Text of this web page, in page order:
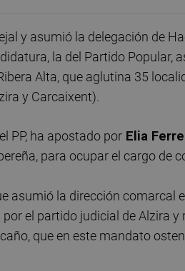
y asumió la delegación de
la del Partido Popular,
Alta, que aglutina 35
y Carcaixent).
PP, ha apostado por Elia
para ocupar el cargo de
asumió la dirección comarcal
el partido judicial de Alzira
que en este mandato